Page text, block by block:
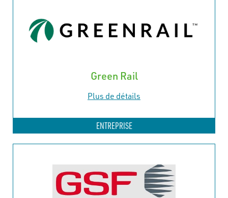
Green Rail
Plus de détails
ENTREPRISE